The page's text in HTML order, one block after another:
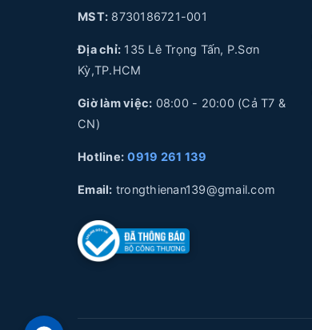
MST: 8730186721-001
Địa chỉ: 135 Lê Trọng Tấn, P.Sơn
Kỳ,TP.HCM
Giờ làm việc: 08:00 - 20:00 (Cả T7 &
CN)
Hotline: 0919 261 139
Email: trongthienan139@gmail.com